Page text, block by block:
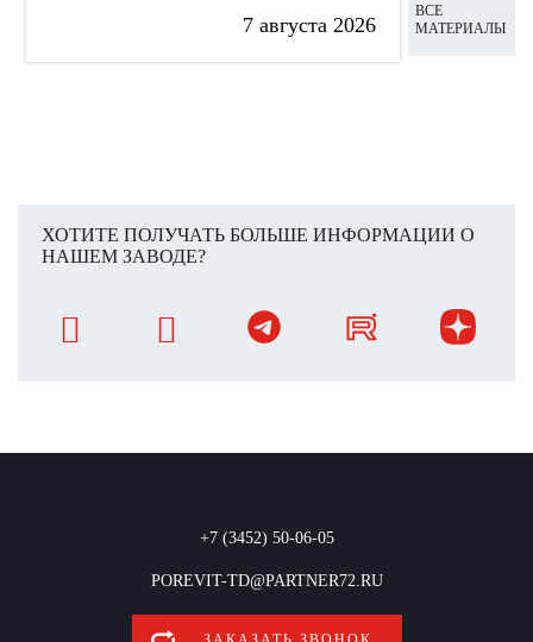
7 августа 2026
ВСЕ
МАТЕРИАЛЫ
ХОТИТЕ ПОЛУЧАТЬ БОЛЬШЕ ИНФОРМАЦИИ О
НАШЕМ ЗАВОДЕ?
+7 (3452) 50-06-05
POREVIT-TD@PARTNER72.RU